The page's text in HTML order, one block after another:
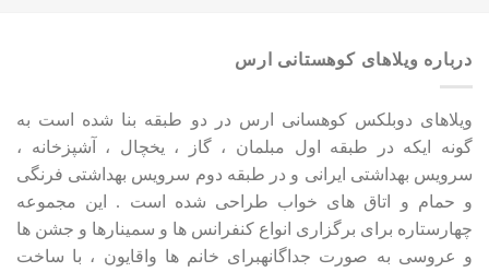
درباره ویلاهای کوهستانی ارس
ویلاهای دوبلکس کوهسانی ارس در دو طبقه بنا شده است به
گونه ایکه در طبقه اول مبلمان ، گاز ، یخچال ، آشپزخانه ،
سرویس بهداشتی ایرانی و در طبقه دوم سرویس بهداشتی فرنگی
و حمام و اتاق های خواب طراحی شده است . این مجموعه
چهارستاره برای برگزاری انواع کنفرانس ها و سمینارها و جشن ها
و عروسی به صورت جداگانهبرای خانم ها واقایون ، با ساخت